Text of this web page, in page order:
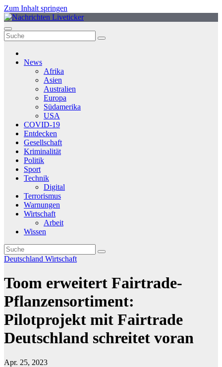
Zum Inhalt springen
News
Afrika
Asien
Australien
Europa
Südamerika
USA
COVID-19
Entdecken
Gesellschaft
Kriminalität
Politik
Sport
Technik
Digital
Terrorismus
Warnungen
Wirtschaft
Arbeit
Wissen
Deutschland Wirtschaft
Toom erweitert Fairtrade-
Pflanzensortiment:
Pilotprojekt mit Fairtrade
Deutschland schreitet voran
Apr. 25, 2023